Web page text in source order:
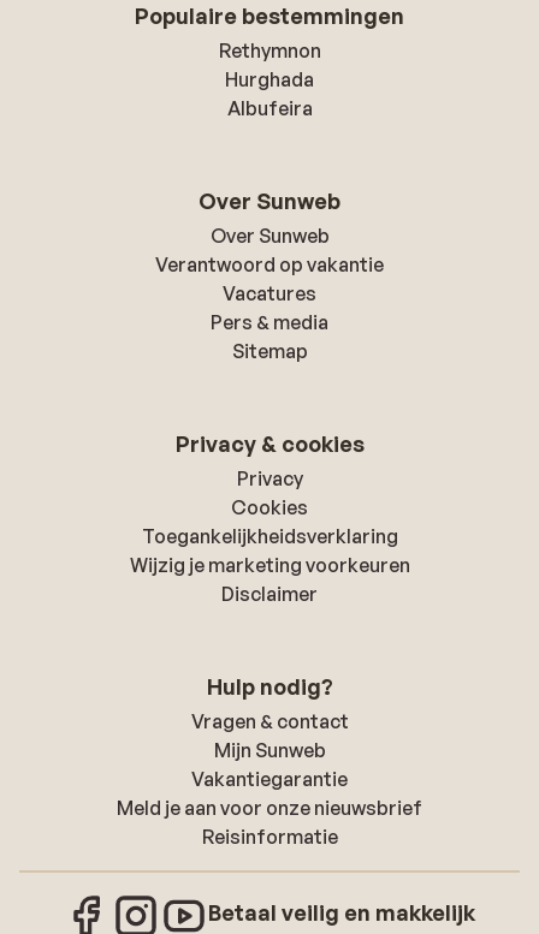
Populaire bestemmingen
Rethymnon
Hurghada
Albufeira
Over Sunweb
Over Sunweb
Verantwoord op vakantie
Vacatures
Pers & media
Sitemap
Privacy & cookies
Privacy
Cookies
Toegankelijkheidsverklaring
Wijzig je marketing voorkeuren
Disclaimer
Hulp nodig?
Vragen & contact
Mijn Sunweb
Vakantiegarantie
Meld je aan voor onze nieuwsbrief
Reisinformatie
Betaal veilig en makkelijk